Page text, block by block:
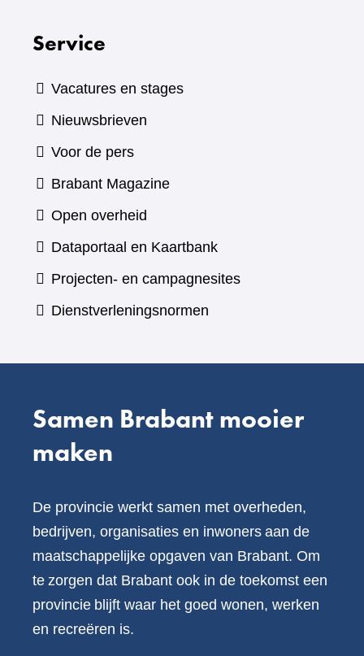
Service
Vacatures en stages
Nieuwsbrieven
Voor de pers
Brabant Magazine(verwijst
andere
website)
Open overheid
Dataportaal en Kaartbank(verwijst
naar
Projecten- en campagnesites
Dienstverleningsnormen
Samen Brabant mooier
maken
De provincie werkt samen met overheden,
bedrijven, organisaties en inwoners aan de
maatschappelijke opgaven van Brabant. Om
te zorgen dat Brabant ook in de toekomst een
provincie blijft waar het goed wonen, werken
en recreëren is.